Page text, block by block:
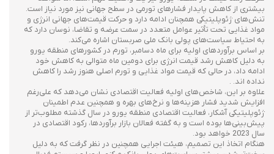
بیشتری از کاهش پایدار فشارهای تورمی در سطح جهانی نیز مورد نیاز است.
تنش‌های ژئوپلیتیکی همچنان ادامه دارد و حرکت قیمت‌های جهانی انرژی و
مواد غذایی تحت تأثیر عوامل متعدد در سمت عرضه و تقاضا، نوسان دارد که
به احتیاط سیاست‌های پولی بانک ملی صربستان اشاره می‌کند.
بر اساس برآوردهای اولیه برای ماه دسامبر، تورم در کشورهای منطقه یورو
به دلیل کاهش رشد قیمت انرژی برای دومین ماه متوالی به کاهش خود
ادامه داد، در حالی که قیمت مواد غذایی و تورم اصلی هنوز رشد را کاهش
نداده اند. .
علاوه بر این، شاخص‌های اولیه فعالیت اقتصادی نشان می‌دهد که علی‌رغم
افزایش شدید فشار هزینه‌ها و نرخ‌های بهره و همچنین عدم اطمینان
ژئوپلیتیکی آشکار، فعالیت اقتصادی منطقه یورو در سال گذشته مطلوب‌تر از
پیش‌بینی‌ها بوده است و به گفته فعالان بازار برآوردها، رکود اقتصادی در
سال 2023 خواهد بود.
هنگام اتخاذ این تصمیم، هیئت اجرایی همچنین در نظر گرفت که به دلیل